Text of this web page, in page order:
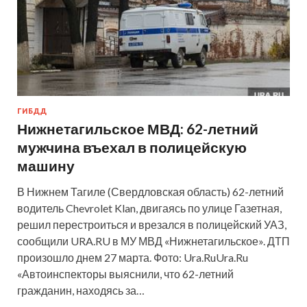
ГИБДД
Нижнетагильское МВД: 62-летний
мужчина въехал в полицейскую
машину
В Нижнем Тагиле (Свердловская область) 62-летний
водитель Chevrolet Klan, двигаясь по улице Газетная,
решил перестроиться и врезался в полицейский УАЗ,
сообщили URA.RU в МУ МВД «Нижнетагильское». ДТП
произошло днем 27 марта. Фото: Ura.RuUra.Ru
«Автоинспекторы выяснили, что 62-летний
гражданин, находясь за…